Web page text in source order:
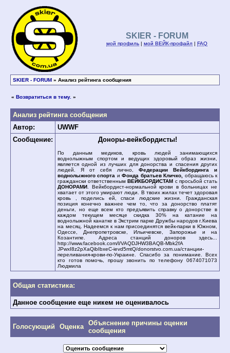
SKIER - FORUM
мой профиль | мой ВЕЙК-профайл | FAQ
SKIER - FORUM » Анализ рейтинга сообщения
« Возвратиться в тему. »
Анализ рейтинга сообщения
Автор:
UWWF
Сообщение:
Доноры-вейкбордисты!
По данным медиков, кровь людей занимающихся
воднолыжным спортом и ведущих здоровый образ жизни,
является одной из лучших для донорства и спасения других
людей. Я от себя лично, Федерации Вейкбординга и
воднолыжного спорта иФонда братьев Кличко,
обращаюсь к
граждански ответственнымВЕЙКБОРДИСТАМ с просьбой стать
ДОНОРАМИ . Вейкбордист-нормальной крови в больницах не
хватает от этого умирают люди. В твоих жилах течет здоровая
кровь , поделись ей, спаси людские жизни. Гражданская
позиция конечно важнее чем то, что за донорство платят
деньги, но еще всем кто предъявить справку о донорстве в
каждом текущем месяце скидка 30% на катание на
воднолыжной канатке в Экстрим парке Дружбы народов г.Киева
на месяц. Надеемся к нам присоединятся вейк-парки в Южном,
Одессе, Днепропетровске, Ильичевске, Запорожье и на
Козантипе. Адреса станций доноров здесь...
http://www.facebook.com/l/VAQDJHW3BAQB-Mbk2fA
JPwxI8z2pXaQibIbxeC-ievd5mtQ/donorstvo.com.ua/станции-
переливания-крови-по-Украине. Спасибо за понимание. Всех
кто готов помочь, прошу звонить по телефону 0674071073
Людмила
Общая статистика:
Данное сообщение еще никем не оценивалось
Голосующий Оценка Объяснение причины оценки
сообщения